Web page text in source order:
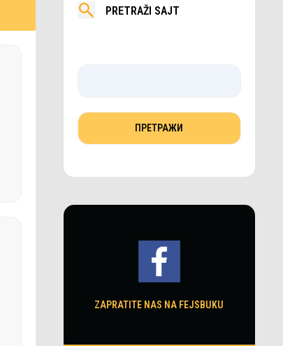
PRETRAŽI SAJT
ZAPRATITE NAS NA FEJSBUKU